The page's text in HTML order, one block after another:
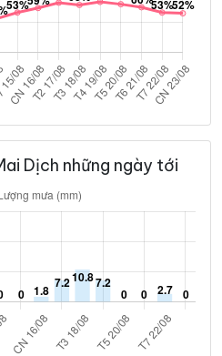
Dịch những ngày tới